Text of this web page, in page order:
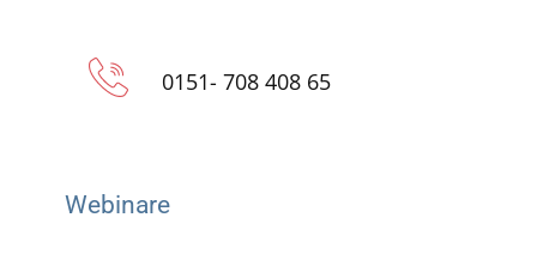
0151- 708 408 65
Webinare